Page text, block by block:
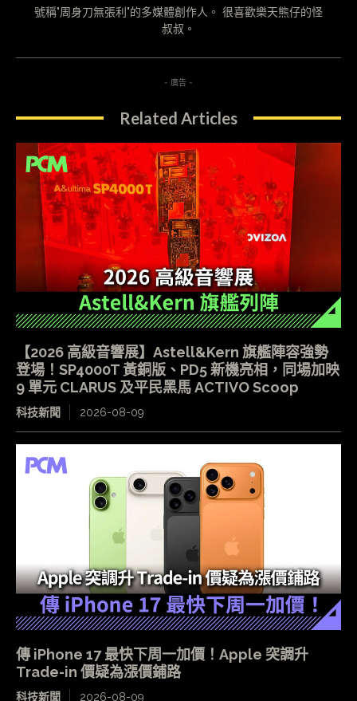
號稱"周身刀無張利"的多媒體創作人。 很喜歡樂天熊仔的怪
叔叔。
- 廣告 -
Related Articles
【2026 高級音響展】Astell&Kern 旗艦陣容強勢
登場！SP4000T 黃銅版、PD5 新機亮相，同場加映
9 單元 CLARUS 及平民黑馬 ACTIVO Scoop
科技新聞 2026-08-09
傳 iPhone 17 最快下周一加價！Apple 突調升
Trade-in 價疑為漲價鋪路
科技新聞 2026-08-09